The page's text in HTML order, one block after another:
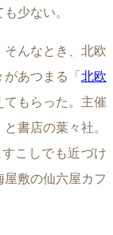
少ない。
そんなとき、北欧
あつまる「 北欧
てもらった。主催
書店の葉々社。
こしでも近づけ
敷の仙六屋カフ